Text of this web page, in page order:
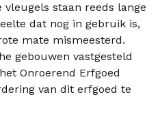
staan reeds lange
dat nog in gebruik is,
mate mismeesterd.
gebouwen vastgesteld
Onroerend Erfgoed
van dit erfgoed te